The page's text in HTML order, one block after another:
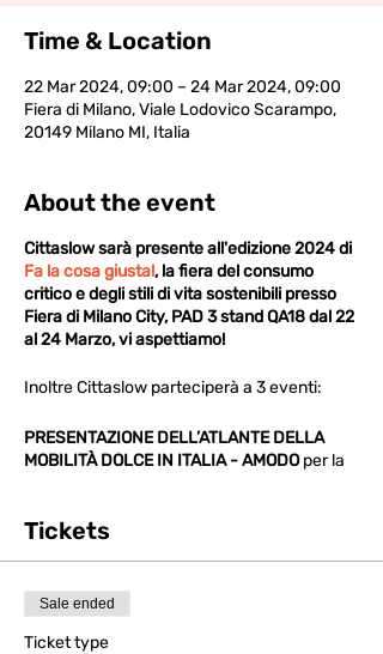
Time & Location
22 Mar 2024, 09:00 – 24 Mar 2024, 09:00
Fiera di Milano, Viale Lodovico Scarampo,
20149 Milano MI, Italia
About the event
Cittaslow sarà presente all'edizione 2024 di
Fa la cosa giusta!, la fiera del consumo
critico e degli stili di vita sostenibili presso
Fiera di Milano City, PAD 3 stand QA18 dal 22
al 24 Marzo, vi aspettiamo!
Inoltre Cittaslow parteciperà a 3 eventi:
PRESENTAZIONE DELL’ATLANTE DELLA
MOBILITÀ DOLCE IN ITALIA - AMODOper la
Touring Club Italiano
Università di Milano Luigi Contestabile, RFI
(Direzione Stazioni)
Intervengono a commento: Alessandra
Tickets
Sale ended
Ticket type